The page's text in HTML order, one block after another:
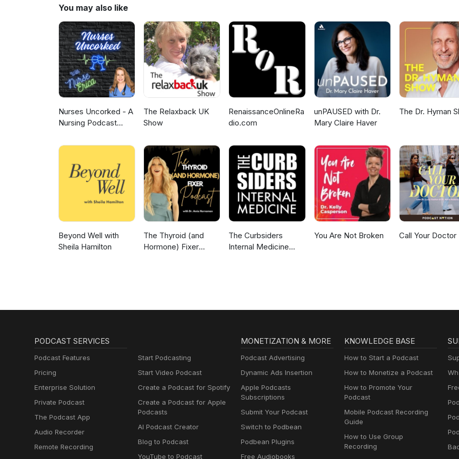
You may also like
Nurses Uncorked - A
Nursing Podcast
News
The Relaxback UK
Show
RenaissanceOnlineRa
dio.com
unPAUSED with Dr.
Mary Claire Haver
The Dr. Hyman
Beyond Well with
Sheila Hamilton
The Thyroid (and
Hormone) Fixer
The Curbsiders
Internal Medicine
You Are Not Broken Call Your Doctor
PODCAST SERVICES
Podcast Features
Pricing
Enterprise Solution
Private Podcast
The Podcast App
Audio Recorder
Remote Recording
Start Podcasting
Start Video Podcast
Create a Podcast for Spotify
Create a Podcast for Apple
Podcasts
AI Podcast Creator
Blog to Podcast
YouTube to Podcast
MONETIZATION & MORE
Podcast Advertising
Dynamic Ads Insertion
Apple Podcasts
Subscriptions
Submit Your Podcast
Switch to Podbean
Podbean Plugins
Free Audiobooks
KNOWLEDGE BASE
How to Start a Podcast
How to Monetize a Podcast
How to Promote Your
Podcast
Mobile Podcast Recording
Guide
How to Use Group
Recording